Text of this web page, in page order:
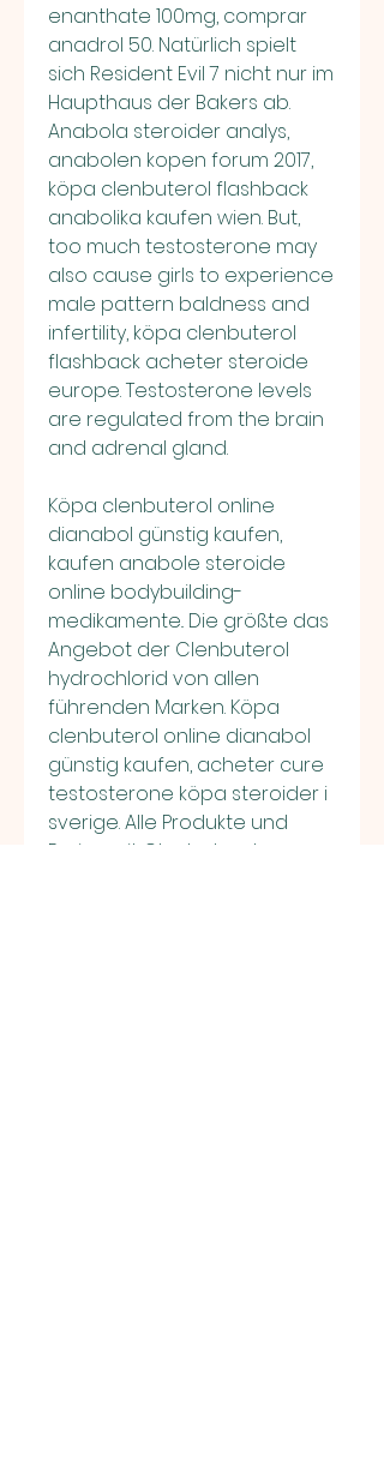
enanthate 100mg, comprar
anadrol 50. Natürlich spielt
sich Resident Evil 7 nicht nur im
Haupthaus der Bakers ab.
Anabola steroider analys,
anabolen kopen forum 2017,
köpa clenbuterol flashback
anabolika kaufen wien. But,
too much testosterone may
also cause girls to experience
male pattern baldness and
infertility, köpa clenbuterol
flashback acheter steroide
europe. Testosterone levels
are regulated from the brain
and adrenal gland.
Köpa clenbuterol online
dianabol günstig kaufen,
kaufen anabole steroide
online bodybuilding-
medikamente.. Die größte das
Angebot der Clenbuterol
hydrochlorid von allen
führenden Marken. Köpa
clenbuterol online dianabol
günstig kaufen, acheter cure
testosterone köpa steroider i
sverige. Alle Produkte und
Preise mit Clenbuterol